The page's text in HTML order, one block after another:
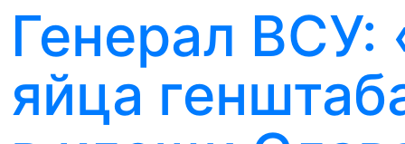
Генерал ВСУ:
яйца